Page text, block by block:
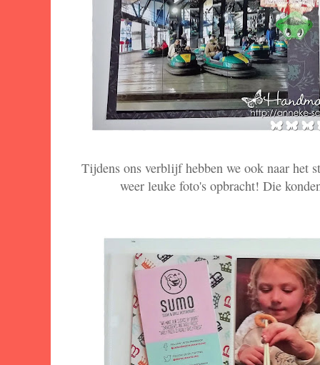
Tijdens ons verblijf hebben we ook naar het
weer leuke foto's opbracht! Die